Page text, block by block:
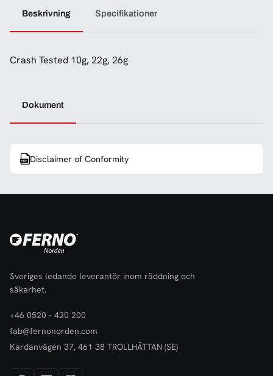
Beskrivning Specifikationer
Crash Tested 10g, 22g, 26g
Dokument
Disclaimer of Conformity
Sveriges ledande leverantör inom räddning och
säkerhet.
+46 0520 - 420 200
fab@fernonorden.com
Kardanvägen 37, 461 38 TROLLHÄTTAN (SE)